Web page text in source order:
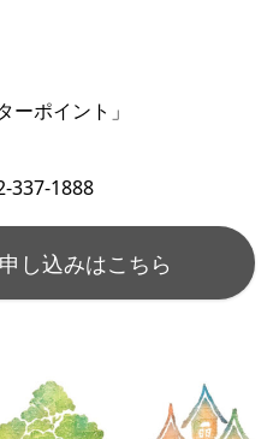
ーポイント」
337-1888
し込みはこちら